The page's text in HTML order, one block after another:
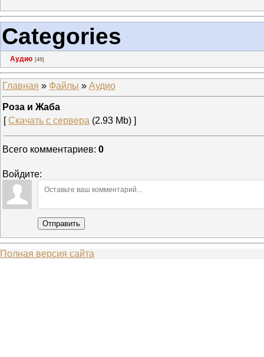
Categories
Аудио [46]
Главная » Файлы » Аудио
Роза и Жаба
[Скачать с сервера (2.93 Mb) ]
Всего комментариев: 0
Войдите:
Отправить
Полная версия сайта